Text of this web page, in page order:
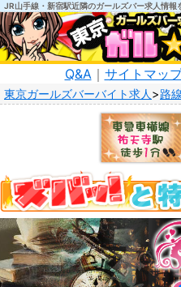
JR山手線・新宿駅近隣のガールズバー求人情報
Q&A ｜ サイトマッ
東京ガールズバーバイト求人 路